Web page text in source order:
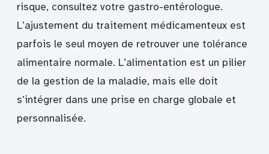
risque, consultez votre gastro-entérologue.
L’ajustement du traitement médicamenteux est
parfois le seul moyen de retrouver une tolérance
alimentaire normale. L’alimentation est un pilier
de la gestion de la maladie, mais elle doit
s’intégrer dans une prise en charge globale et
personnalisée.